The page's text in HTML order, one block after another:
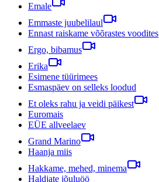
Emale
Emmaste juubelilaul
Ennast raiskame võõrastes voodites
Ergo, bibamus
Erika
Esimene tüürimees
Esmaspäev on selleks loodud
Et oleks rahu ja veidi päikest
Euromais
EÜE allveelaev
Grand Marino
Haanja miis
Hakkame, mehed, minema
Haldjate jõuluöö